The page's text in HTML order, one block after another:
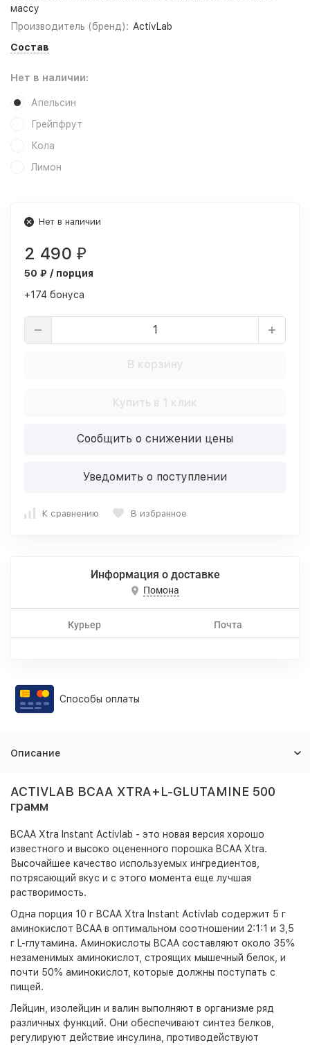
массу
Производитель (бренд): ActivLab
Состав
Нет в наличии:
Апельсин
Грейпфрут
Кола
Лимон
Нет в наличии
2 490 ₽
50 ₽ / порция
+174 бонуса
В корзину
Купить в 1 клик
Сообщить о снижении цены
Уведомить о поступлении
К сравнению В избранное
Информация о доставке
Помона
Курьер Почта
Способы оплаты
Описание
ACTIVLAB BCAA XTRA+L-GLUTAMINE 500
грамм
BCAA Xtra Instant Activlab - это новая версия хорошо
известного и высоко оцененного порошка BCAA Xtra.
Высочайшее качество используемых ингредиентов,
потрясающий вкус и с этого момента еще лучшая
растворимость.
Одна порция 10 г BCAA Xtra Instant Activlab содержит 5 г
аминокислот BCAA в оптимальном соотношении 2:1:1 и 3,5
г L-глутамина. Аминокислоты BCAA составляют около 35%
незаменимых аминокислот, строящих мышечный белок, и
почти 50% аминокислот, которые должны поступать с
пищей.
Лейцин, изолейцин и валин выполняют в организме ряд
различных функций. Они обеспечивают синтез белков,
регулируют действие инсулина, противодействуют